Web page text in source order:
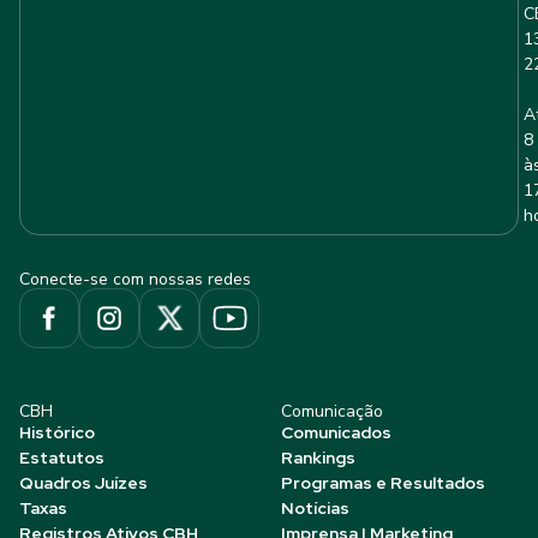
8
Conecte-se com nossas redes
CBH
Histórico
Estatutos
Quadros Juízes
Taxas
Registros Ativos CBH
Comunicação
Comunicados
Rankings
Programas e Resultados
Notícias
Imprensa | Marketing